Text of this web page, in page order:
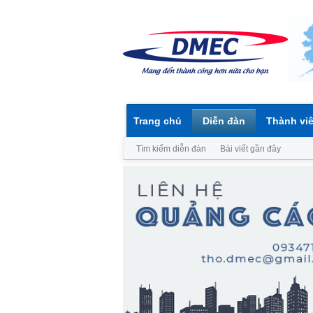
Trang chủ Diễn đàn
Tìm kiếm diễn đàn Bài viết gần đây
Thành